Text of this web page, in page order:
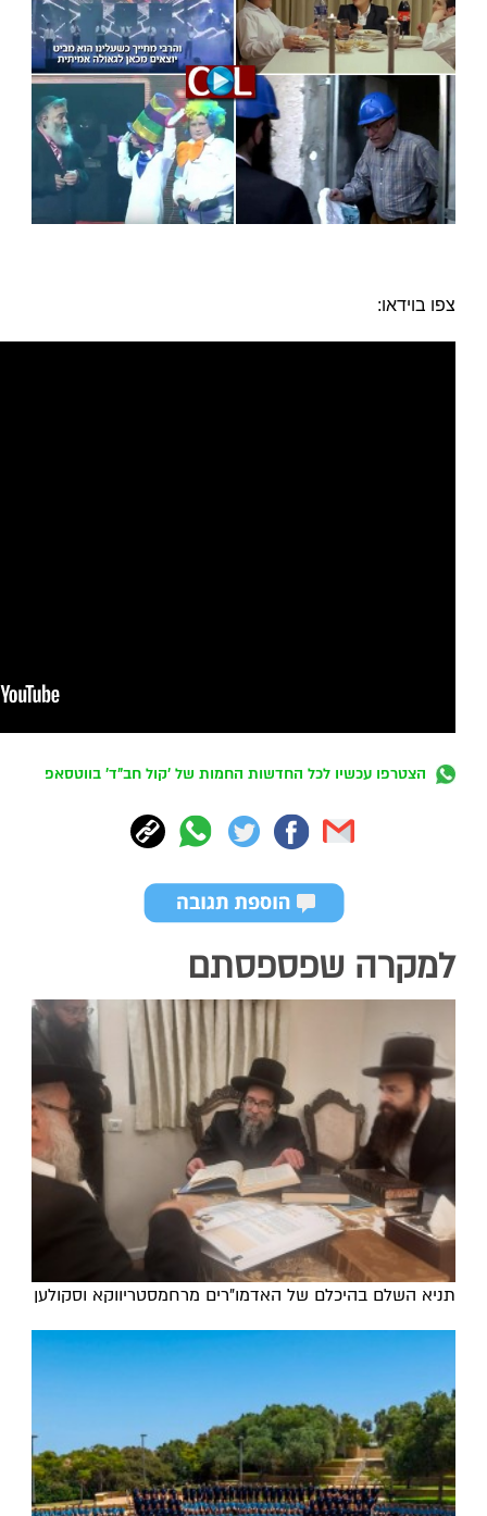
צפו בוידאו:
הצטרפו עכשיו לכל החדשות החמות של 'קול חב"ד' בווטסאפ
למקרה שפספסתם
תניא השלם בהיכלם של האדמו"רים מרחמסטריווקא וסקולען